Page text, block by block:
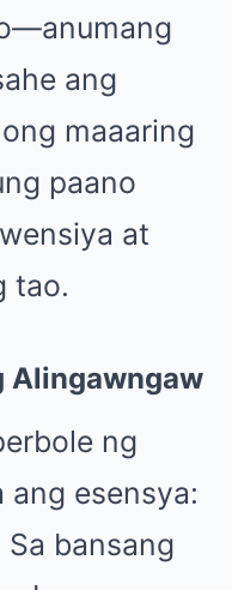
ang
maaaring
paano
at
tao.
Alingawngaw
ng
esensya:
bansang